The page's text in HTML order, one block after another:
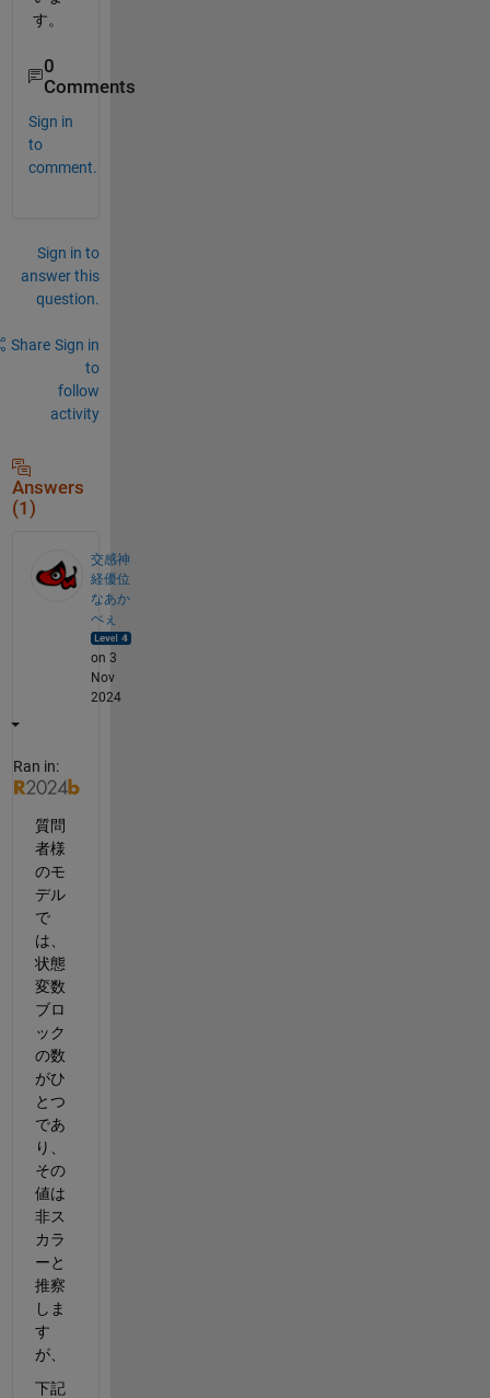
す。
0
Comments
Sign in
to
comment.
Sign in to
answer this
question.
Share Sign in
to
follow
activity
Answers
(1)
交感神
経優位
なあか
べぇ
on 3
Nov
2024
Ran in:
質問
者様
のモ
デル
で
は、
状態
変数
ブロ
ック
の数
がひ
とつ
であ
り、
その
値は
非ス
カラ
ーと
推察
しま
す
が、
下記